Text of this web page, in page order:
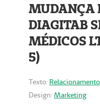
MUDANÇA
DIAGITAB
MÉDICOS
5)
Texto:
Design: Marketing